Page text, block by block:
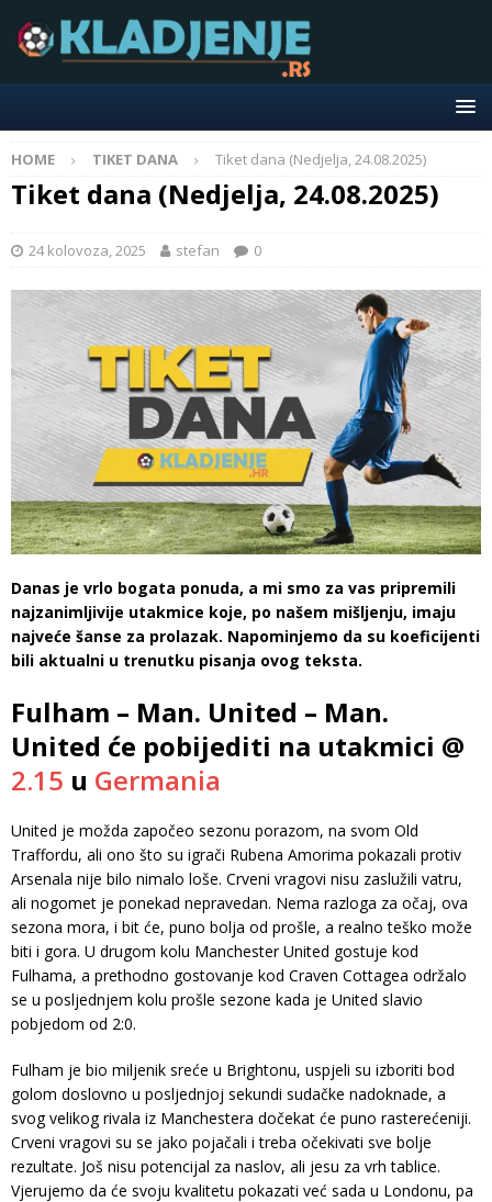
HOME TIKET DANA Tiket dana (Nedjelja, 24.08.2025)
Tiket dana (Nedjelja, 24.08.2025)
24 kolovoza, 2025 stefan 0
Danas je vrlo bogata ponuda, a mi smo za vas pripremili
najzanimljivije utakmice koje, po našem mišljenju, imaju
najveće šanse za prolazak. Napominjemo da su koeficijenti
bili aktualni u trenutku pisanja ovog teksta.
Fulham – Man. United – Man.
United će pobijediti na utakmici @
2.15 u Germania
United je možda započeo sezonu porazom, na svom Old
Traffordu, ali ono što su igrači Rubena Amorima pokazali protiv
Arsenala nije bilo nimalo loše. Crveni vragovi nisu zaslužili vatru,
ali nogomet je ponekad nepravedan. Nema razloga za očaj, ova
sezona mora, i bit će, puno bolja od prošle, a realno teško može
biti i gora. U drugom kolu Manchester United gostuje kod
Fulhama, a prethodno gostovanje kod Craven Cottagea održalo
se u posljednjem kolu prošle sezone kada je United slavio
pobjedom od 2:0.
Fulham je bio miljenik sreće u Brightonu, uspjeli su izboriti bod
golom doslovno u posljednjoj sekundi sudačke nadoknade, a
svog velikog rivala iz Manchestera dočekat će puno rasterećeniji.
Crveni vragovi su se jako pojačali i treba očekivati ​​sve bolje
rezultate. Još nisu potencijal za naslov, ali jesu za vrh tablice.
Vjerujemo da će svoju kvalitetu pokazati već sada u Londonu, pa